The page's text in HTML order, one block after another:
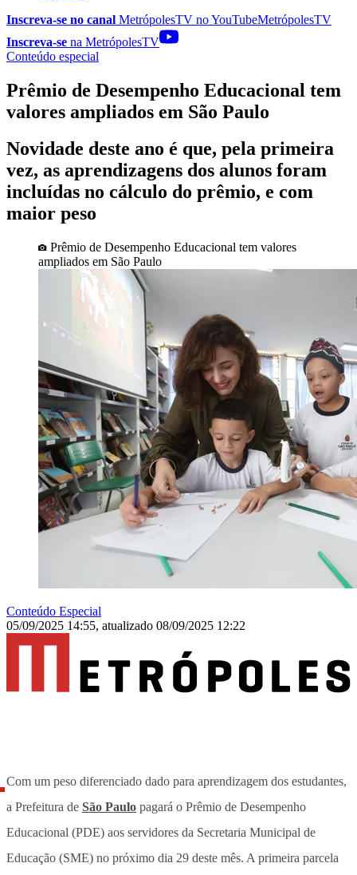
Inscreva-se no canal MetrópolesTV noYouTubeMetrópolesTV
Inscreva-se na MetrópolesTV
Conteúdo especial
Prêmio de Desempenho Educacional tem
valores ampliados em São Paulo
Novidade deste ano é que, pela primeira
vez, as aprendizagens dos alunos foram
incluídas no cálculo do prêmio, e com
maior peso
Prêmio de Desempenho Educacional tem valores
ampliados em São Paulo
Conteúdo Especial
05/09/2025 14:55, atualizado 08/09/2025 12:22
Com um peso diferenciado dado para aprendizagem dos estudantes,
a Prefeitura de São Paulo pagará o Prêmio de Desempenho
Educacional (PDE) aos servidores da Secretaria Municipal de
Educação (SME) no próximo dia 29 deste mês. A primeira parcela